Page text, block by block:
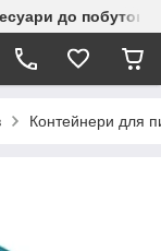
до побутової
Контейнери для